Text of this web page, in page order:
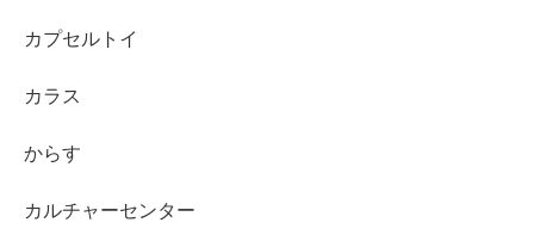
カプセルトイ
カラス
からす
カルチャーセンター